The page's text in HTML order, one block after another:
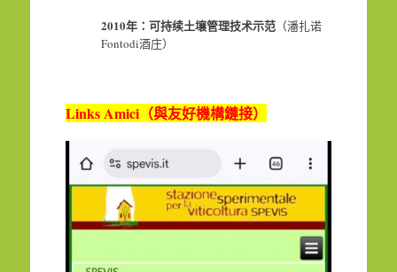
2010年：可持续土壤管理技术示范（潘扎诺
Fontodi酒庄）
Links Amici（與友好機構鏈接）